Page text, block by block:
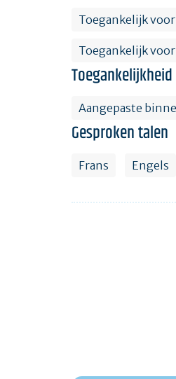
Toegankelijk
Toegankelijk
Aangepaste
Gesproken talen
Frans Engels